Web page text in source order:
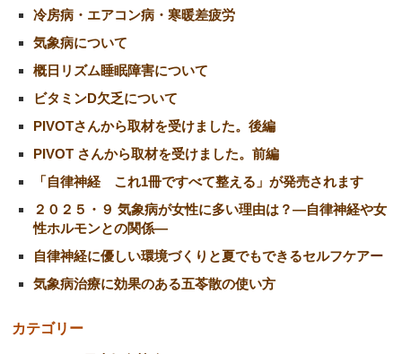
冷房病・エアコン病・寒暖差疲労
気象病について
概日リズム睡眠障害について
ビタミンD欠乏について
PIVOTさんから取材を受けました。後編
PIVOT さんから取材を受けました。前編
「自律神経 これ1冊ですべて整える」が発売されます
２０２５・９ 気象病が女性に多い理由は？―自律神経や女
性ホルモンとの関係―
自律神経に優しい環境づくりと夏でもできるセルフケアー
気象病治療に効果のある五苓散の使い方
カテゴリー